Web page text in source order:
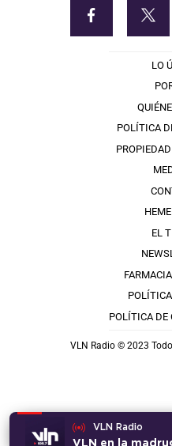
VLN Radio
VLN en la
LO
POLÍTICA
EL
POLÍTICA DE
VLN Radio © 2023